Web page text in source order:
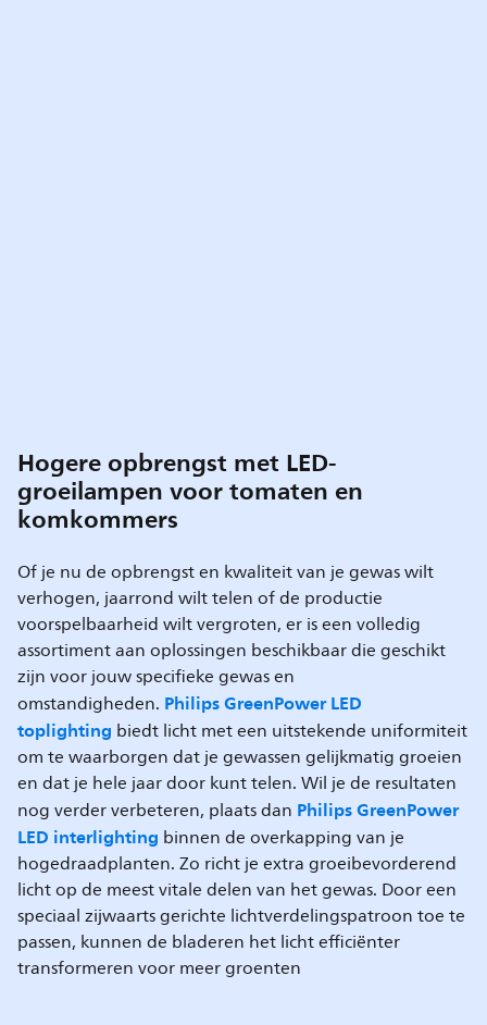
Hogere opbrengst met LED-
groeilampen voor tomaten en
komkommers
Of je nu de opbrengst en kwaliteit van je gewas wilt
verhogen, jaarrond wilt telen of de productie
voorspelbaarheid wilt vergroten, er is een volledig
assortiment aan oplossingen beschikbaar die geschikt
zijn voor jouw specifieke gewas en
omstandigheden. Philips GreenPower LED
toplighting biedt licht met een uitstekende uniformiteit
om te waarborgen dat je gewassen gelijkmatig groeien
en dat je hele jaar door kunt telen. Wil je de resultaten
nog verder verbeteren, plaats dan Philips GreenPower
LED interlighting binnen de overkapping van je
hogedraadplanten. Zo richt je extra groeibevorderend
licht op de meest vitale delen van het gewas. Door een
speciaal zijwaarts gerichte lichtverdelingspatroon toe te
passen, kunnen de bladeren het licht efficiënter
transformeren voor meer groenten